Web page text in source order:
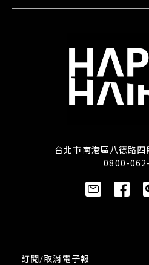
台北市南港區八德路
0800-
訂閱/取消電子報